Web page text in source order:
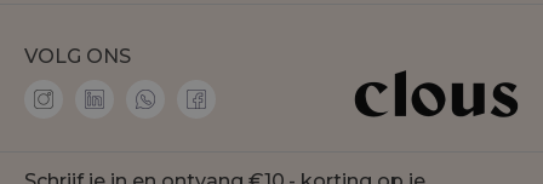
Membership
Accentil
Amaya Amsterdam
Geisha
VOLG ONS